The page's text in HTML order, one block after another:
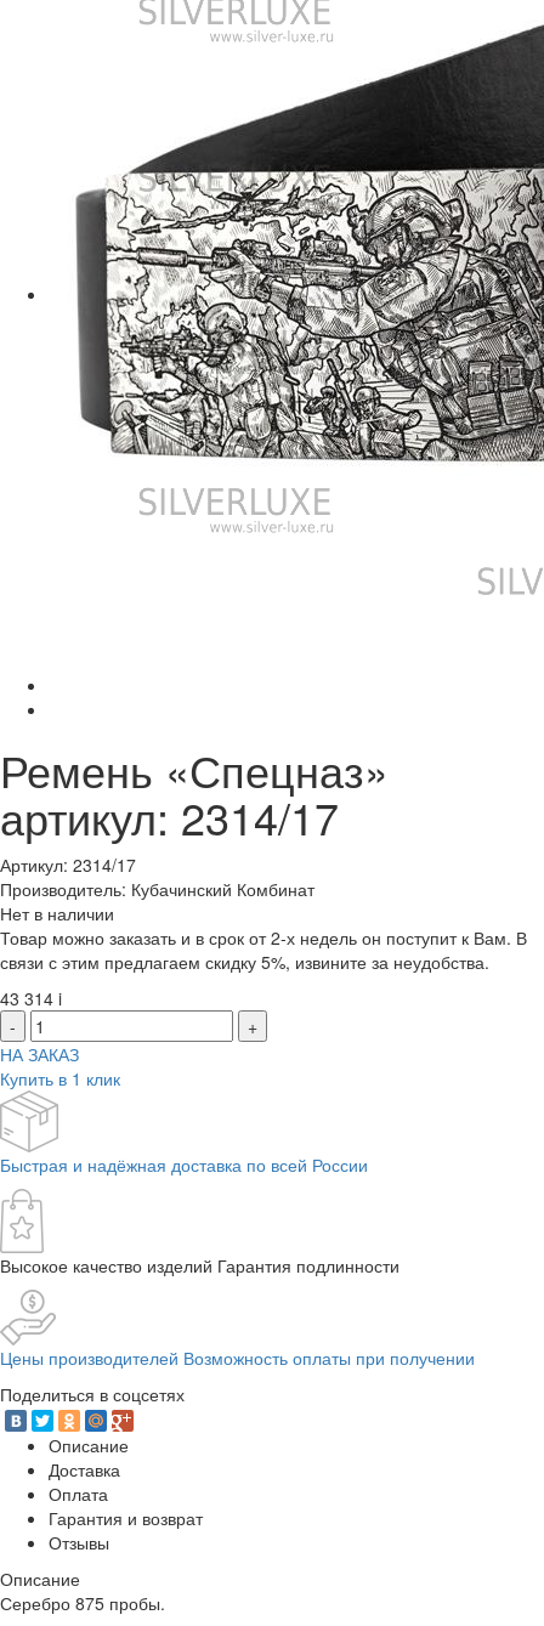
Ремень «Спецназ»
артикул: 2314/17
Артикул: 2314/17
Производитель: Кубачинский Комбинат
Нет в наличии
Товар можно заказать и в срок от 2-х недель он поступит к Вам. В
связи с этим предлагаем скидку 5%, извините за неудобства.
43 314 i
-
+
НА ЗАКАЗ
Купить в 1 клик
Быстрая и надёжная доставка по всей России
Высокое качество изделий Гарантия подлинности
Цены производителей Возможность оплаты при получении
Поделиться в соцсетях
Описание
Доставка
Оплата
Гарантия и возврат
Отзывы
Описание
Серебро 875 пробы.